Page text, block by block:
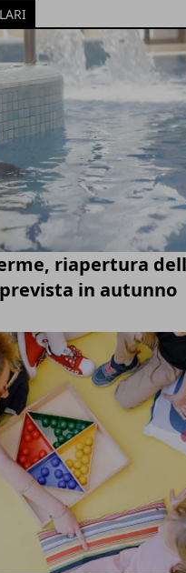
riapertura
in autunno